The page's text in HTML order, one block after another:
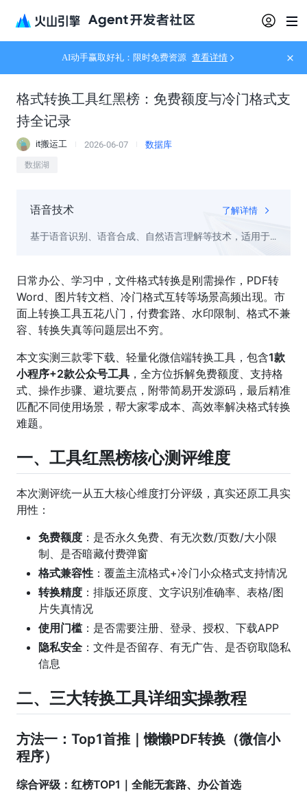
AI动手赢取好礼：限时免费资源 查看详情
格式转换工具红黑榜：免费额度与冷门格式支
持全记录
it搬运工 2026-06-07 数据库
数据湖
语音技术 了解详情
基于语音识别、语音合成、自然语言理解等技术，适用于
日常办公、学习中，文件格式转换是刚需操作，PDF转
Word、图片转文档、冷门格式互转等场景高频出现。市
面上转换工具五花八门，付费套路、水印限制、格式不兼
容、转换失真等问题层出不穷。
本文实测三款零下载、轻量化微信端转换工具，包含1款
小程序+2款公众号工具 ，全方位拆解免费额度、支持格
式、操作步骤、避坑要点，附带简易开发源码，最后精准
匹配不同使用场景，帮大家零成本、高效率解决格式转换
难题。
一、工具红黑榜核心测评维度
本次测评统一从五大核心维度打分评级，真实还原工具实
用性：
免费额度 ：是否永久免费、有无次数/页数/大小限
制、是否暗藏付费弹窗
格式兼容性 ：覆盖主流格式+冷门小众格式支持情况
转换精度 ：排版还原度、文字识别准确率、表格/图
片失真情况
使用门槛：是否需要注册、登录、授权、下载APP
隐私安全 ：文件是否留存、有无广告、是否窃取隐私
信息
二、三大转换工具详细实操教程
方法一：Top1首推｜懒懒PDF转换（微信小
程序）
综合评级：红榜TOP1｜全能无套路、办公首选